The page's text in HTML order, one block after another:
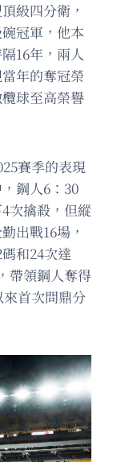
級四分衛，
冠軍，他本
16年，兩人
年的奪冠榮
球至高榮譽
賽季的表現
鋼人6：30
次擒殺，但縱
出戰16場，
和24次達
帶領鋼人奪得
首次問鼎分